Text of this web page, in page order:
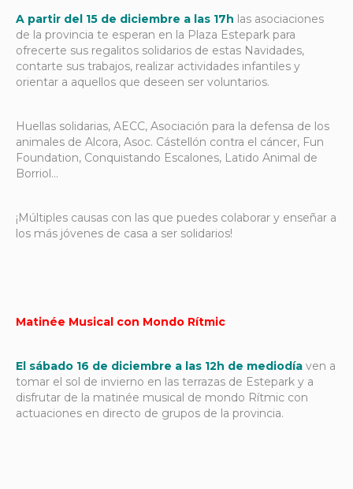
A partir del 15 de diciembre a las 17h las asociaciones
de la provincia te esperan en la Plaza Estepark para
ofrecerte sus regalitos solidarios de estas Navidades,
contarte sus trabajos, realizar actividades infantiles y
orientar a aquellos que deseen ser voluntarios.
Huellas solidarias, AECC, Asociación para la defensa de los
animales de Alcora, Asoc. Cástellón contra el cáncer, Fun
Foundation, Conquistando Escalones, Latido Animal de
Borriol…
¡Múltiples causas con las que puedes colaborar y enseñar a
los más jóvenes de casa a ser solidarios!
Matinée Musical con Mondo Rítmic
El sábado 16 de diciembre a las 12h de mediodía ven a
tomar el sol de invierno en las terrazas de Estepark y a
disfrutar de la matinée musical de mondo Rítmic con
actuaciones en directo de grupos de la provincia.